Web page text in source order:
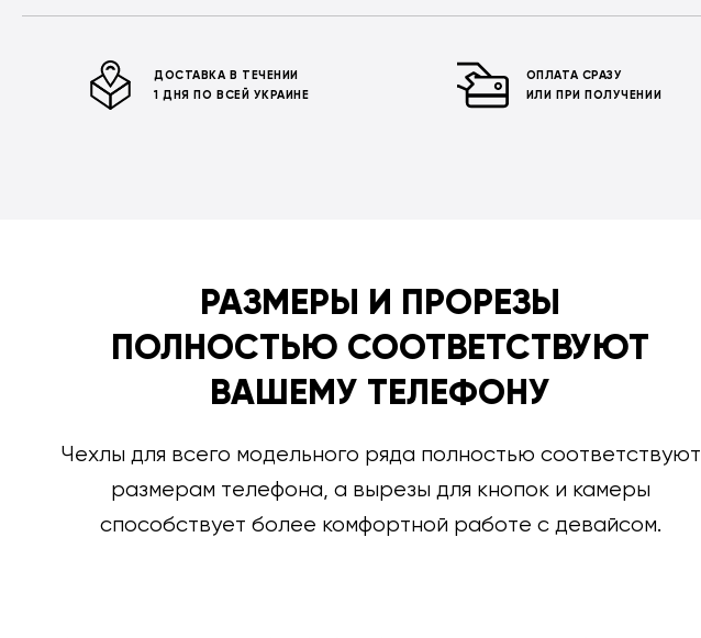
ДОСТАВКА В ТЕЧЕНИИ
1 ДНЯ ПО ВСЕЙ УКРАИНЕ
ОПЛАТА СРАЗУ
ИЛИ ПРИ ПОЛУЧЕНИИ
РАЗМЕРЫ И ПРОРЕЗЫ
ПОЛНОСТЬЮ СООТВЕТСТВУЮТ
ВАШЕМУ ТЕЛЕФОНУ
Чехлы для всего модельного ряда полностью соответствуют
размерам телефона, а вырезы для кнопок и камеры
способствует более комфортной работе с девайсом.